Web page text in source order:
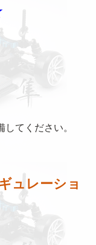
てください。
ュレーショ